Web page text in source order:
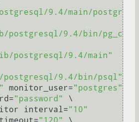
9.4/main/postgr
9.4/bin/pg_c
postgresql/9.4/main"
9.4/bin/psql"
monitor_user="postgres"
"password"
\
monitor interval=
"10"